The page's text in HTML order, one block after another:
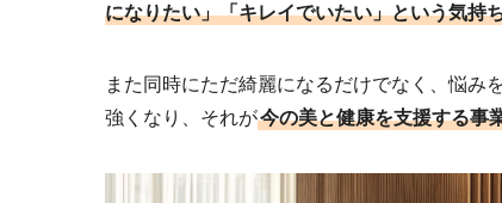
になりたい」「キレイでいたい」という気持
また同時にただ綺麗になるだけでなく、悩み
強くなり、それが今の美と健康を支援する事